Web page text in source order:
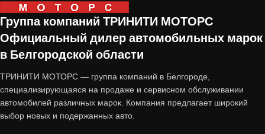
принятые по программе
автомобили с пробегом, которые прошли
тщательную проверку и подготовку перед
продажей.
Почему стоит купить авто с
пробегом от «Тринити-Моторс»?
Группа компаний ТРИНИТИ МОТОРС
Официальный дилер автомобильных марок
в Белгородской области
ТРИНИТИ МОТОРС — группа компаний в Белгороде,
специализирующаяся на продаже и сервисном обслуживании
автомобилей различных марок. Компания предлагает широкий
выбор новых и подержанных авто.